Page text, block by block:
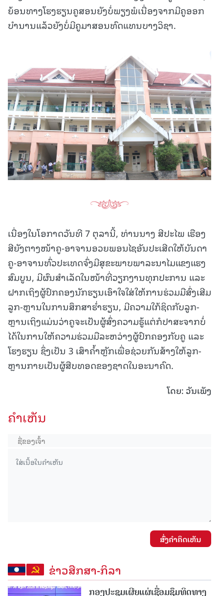
ຍ້ອນທາງໂຮງຮຽນຄູສອນຍັງບໍ່ພຽງພໍເນື່ອງຈາກມີຄູອອກ
ບໍານານແລ້ວຍັງບໍ່ມີຄູມາສອນທົດແທນບາງວິຊາ.
ເນື່ອງໃນໂອກາດວັນທີ 7 ຕຸລານີ້, ທ່ານນາງ ສີປະໄພ ເຮືອງ
ສີຍັງຕາງໜ້າຄູ-ອາຈານອວຍພອນໄຊອັນປະເສີດໃຫ້ບັນດາ
ຄູ-ອາຈານທົ່ວປະເທດຈົ່ງມີສຸຂະພາບພາລະນາໄມແຂງແຮງ
ສົມບູນ, ມີຜົນສໍາເລັດໃນໜ້າທີ່ວຽກງານທຸກປະການ ແລະ
ຝາກເຖິງຜູ້ປົກຄອງນັກຮຽນເອົາໃຈໃສ່ໃຫ້ການຮ່ວມມືສົ່ງເສີມ
ລູກ-ຫຼານໃນການສຶກສາຮໍ່າຮຽນ, ມີຄວາມໃກ້ຊິດກັບລູກ-
ຫຼານເຖິງແມ່ນວ່າຄູຈະເປັນຜູ້ສົ່ງຄວາມຮູ້ແຕ່ກໍປາສະຈາກບໍ່
ໄດ້ໃນການໃຫ້ຄວາມຮ່ວມມືລະຫວ່າງຜູ້ປົກຄອງກັບຄູ ແລະ
ໂຮງຮຽນ ຊຶ່ງເປັນ 3 ເສົາຄໍ້າຫຼັກເພື່ອຊ່ວຍກັນສ້າງໃຫ້ລູກ-
ຫຼານກາຍເປັນຜູ້ສືບທອດຂອງຊາດໃນອະນາຄົດ.
ໂດຍ: ວັນເພັງ
ຄໍາເຫັນ
ສົ່ງຄໍາຄິດເຫັນ
ຂ່າວສືກສາ-ກິລາ
ກອງປະຊຸມເຜີຍແຜ່ເຊື່ອມຊຶມທິດທາງ